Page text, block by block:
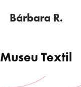
Bárbara R.
Museu Textil